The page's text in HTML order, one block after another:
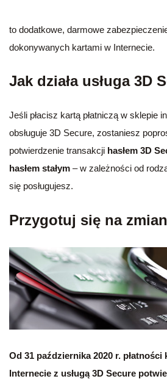
to dodatkowe, darmowe
dokonywanych kartami w Internecie.
Jak działa usługa 3D
Jeśli płacisz kartą płatniczą w sklepie
obsługuje 3D Secure, zostaniesz
potwierdzenie transakcji hasłem 3D
hasłem stałym – w zależności od
się posługujesz.
Przygotuj się na
Od 31 października 2020 r.
Internecie z usługą 3D Secure